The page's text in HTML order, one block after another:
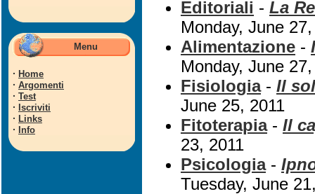
Menu
· Home
· Argomenti
· Test
· Iscriviti
· Links
· Info
Editoriali - La
Monday, June
Alimentazione -
Monday, June
Fisiologia- Il
June 25, 2011
Fitoterapia- Il
23, 2011
Psicologia-
Tuesday, June